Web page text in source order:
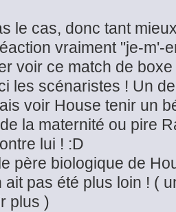
le cas, donc tant
vraiment "je-m'-
voir ce match de boxe
les scénaristes ! Un
voir House tenir un
la maternité ou pire
lui ! :D
père biologique de
ait pas été plus loin ! (
plus )